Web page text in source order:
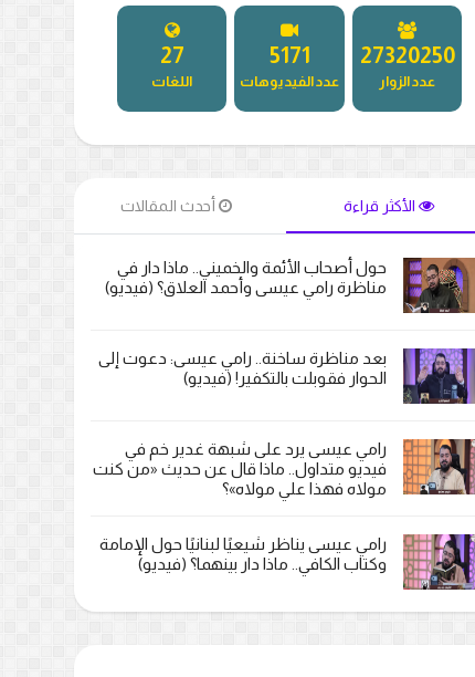
27347598
عدد الزوار
5181
عدد الفيديوهات
27
اللغات
الأكثر قراءة أحدث المقالات
حول أصحاب الأئمة والخميني.. ماذا دار في
مناظرة رامي عيسى وأحمد العلاق؟ (فيديو)
بعد مناظرة ساخنة.. رامي عيسى: دعوت إلى
الحوار فقوبلت بالتكفير! (فيديو)
رامي عيسى يرد على شبهة غدير خم في
فيديو متداول.. ماذا قال عن حديث «من كنت
مولاه فهذا علي مولاه»؟
رامي عيسى يناظر شيعيًا لبنانيًا حول الإمامة
وكتاب الكافي.. ماذا دار بينهما؟ (فيديو)